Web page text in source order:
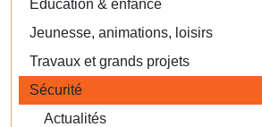
Éducation & enfance
Jeunesse, animations, loisirs
Travaux et grands projets
Sécurité
Actualités